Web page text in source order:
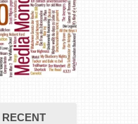
RECENT